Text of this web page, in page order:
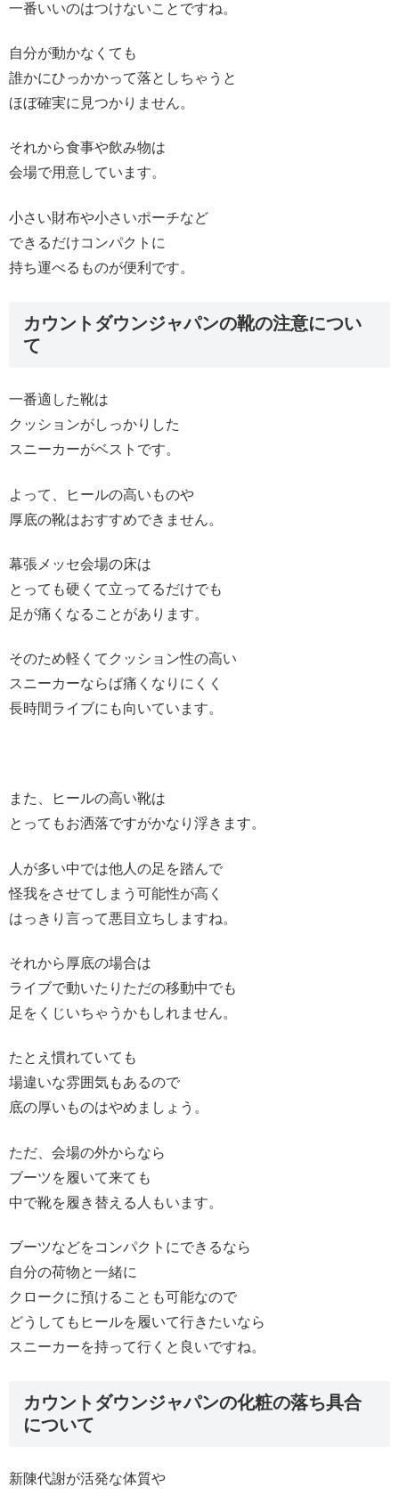
一番いいのはつけないことですね。
自分が動かなくても
誰かにひっかかって落としちゃうと
ほぼ確実に見つかりません。
それから食事や飲み物は
会場で用意しています。
小さい財布や小さいポーチなど
できるだけコンパクトに
持ち運べるものが便利です。
カウントダウンジャパンの靴の注意につい
て
一番適した靴は
クッションがしっかりした
スニーカーがベストです。
よって、ヒールの高いものや
厚底の靴はおすすめできません。
幕張メッセ会場の床は
とっても硬くて立ってるだけでも
足が痛くなることがあります。
そのため軽くてクッション性の高い
スニーカーならば痛くなりにくく
長時間ライブにも向いています。
また、ヒールの高い靴は
とってもお洒落ですがかなり浮きます。
人が多い中では他人の足を踏んで
怪我をさせてしまう可能性が高く
はっきり言って悪目立ちしますね。
それから厚底の場合は
ライブで動いたりただの移動中でも
足をくじいちゃうかもしれません。
たとえ慣れていても
場違いな雰囲気もあるので
底の厚いものはやめましょう。
ただ、会場の外からなら
ブーツを履いて来ても
中で靴を履き替える人もいます。
ブーツなどをコンパクトにできるなら
自分の荷物と一緒に
クロークに預けることも可能なので
どうしてもヒールを履いて行きたいなら
スニーカーを持って行くと良いですね。
カウントダウンジャパンの化粧の落ち具合
について
新陳代謝が活発な体質や